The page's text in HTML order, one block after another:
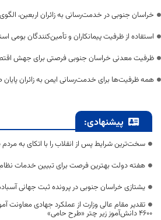
خراسان جنوبی در خدمت‌رسانی به زائران اربعین،
استفاده از ظرفیت پیمانکاران و تأمین‌کنندگان بومی
ظرفیت معدنی خراسان جنوبی فرصتی برای جهش
همه ظرفیت‌ها برای خدمت‌رسانی ایمن به زائران
پیشنهادی:
سخت‌ترین شرایط پس از انقلاب را با اتکای به
هفته دولت بهترین فرصت برای تبیین خدمات
یشتازی خراسان جنوبی در پرونده ثبت جهانی
تقدیر مقام عالی وزارت از عملکرد جهادی معاونت
۴۶۰۰ دانش‌آموز زیر چتر «طرح حامی»